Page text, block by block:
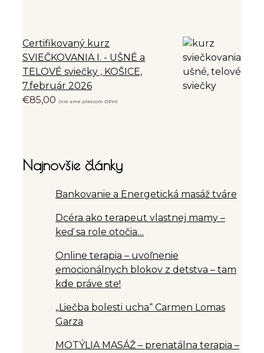
Certifikovaný kurz
SVIEČKOVANIA I. - UŠNÉ a
TELOVÉ sviečky , KOŠICE,
7.február 2026
€85,00 (nie sme platcom DPH)
Najnovšie články
Bankovanie a Energetická masáž tváre
Dcéra ako terapeut vlastnej mamy –
keď sa role otočia…
Online terapia – uvoľnenie
emocionálnych blokov z detstva – tam
kde práve ste!
„Liečba bolesti ucha“ Carmen Lomas
Garza
MOTÝLIA MASÁŽ – prenatálna terapia –